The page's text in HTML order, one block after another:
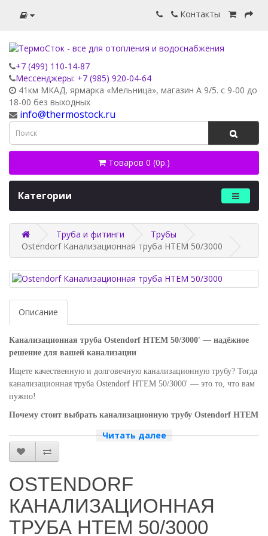
Контакты
+7 (499) 110-14-87
Мессенджеры: +7 (985) 920-04-64
41км МКАД, ярмарка «Мельница», магазин А 9/5. с 9-00 до
18-00 без выходных
info@thermostock.ru
Товаров 0 (0р.)
Категории
Труба и фитинги
Трубы
Ostendorf Канализационная труба HTEM 50/3000
Описание
Канализационная труба Ostendorf HTEM 50/3000' — надёжное
решение для вашей канализации
Ищете качественную и долговечную канализационную трубу? Тогда
канализационная труба Ostendorf HTEM 50/3000' — это то, что вам
нужно!
Почему стоит выбрать канализационную трубу Ostendorf HTEM
долгий срок службы и надёжную работу вашей канализации.
чётким размерам, монтаж канализационной трубы Ostendorf
HTEM 50/3000' не требует специальных навыков и
инструментов. Вы сможете быстро и легко установить трубу
Читать далее
OSTENDORF
КАНАЛИЗАЦИОННАЯ
ТРУБА HTEM 50/3000